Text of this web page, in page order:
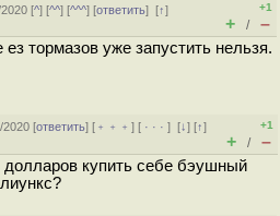
[^] [^^] [^^^] [ответить][↑]
+1
+ / –
тормазов уже запустить нельзя.
2020 [ответить] [ ﹢﹢﹢] [ · · ·][↓] [↑]
+1
+ / –
долларов купить себе бэушный